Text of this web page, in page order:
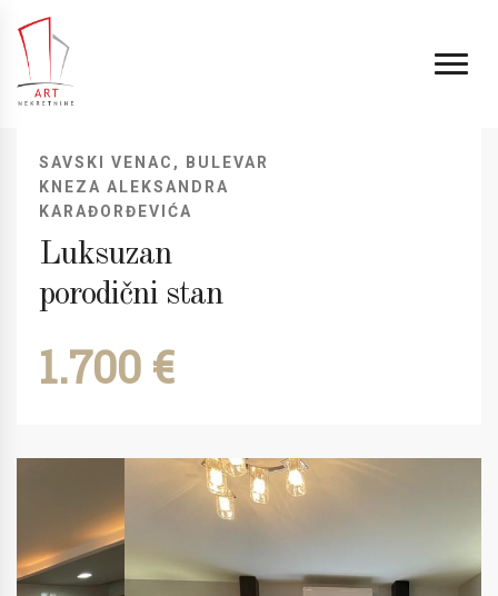
SAVSKI VENAC, BULEVAR
KNEZA ALEKSANDRA
KARAĐORĐEVIĆA
Luksuzan
porodični stan
1.700 €